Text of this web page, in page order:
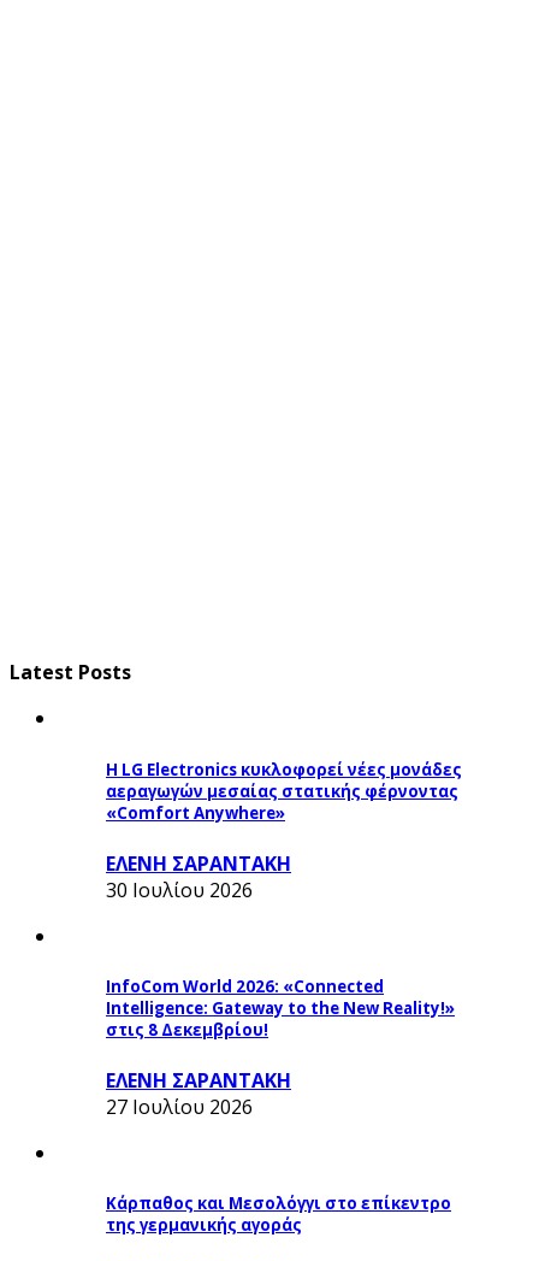
Latest Posts
Η LG Electronics κυκλοφορεί νέες μονάδες
αεραγωγών μεσαίας στατικής φέρνοντας
«Comfort Anywhere»
ΕΛΕΝΗ ΣΑΡΑΝΤΑΚΗ
30 Ιουλίου 2026
InfoCom World 2026: «Connected
Intelligence: Gateway to the New Reality!»
στις 8 Δεκεμβρίου!
ΕΛΕΝΗ ΣΑΡΑΝΤΑΚΗ
27 Ιουλίου 2026
Κάρπαθος και Μεσολόγγι στο επίκεντρο
της γερμανικής αγοράς